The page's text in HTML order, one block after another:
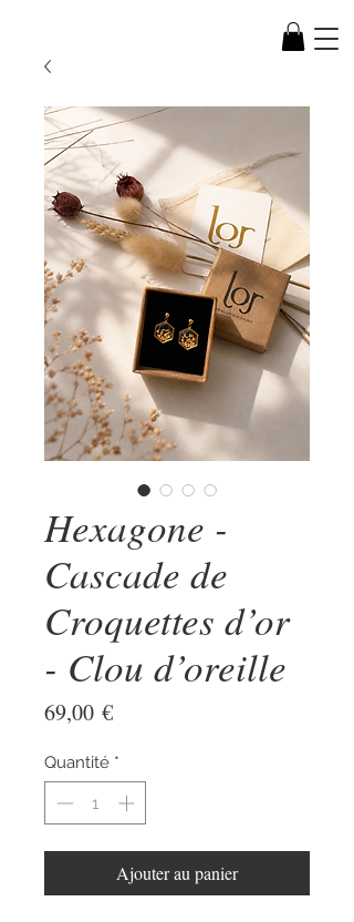
Hexagone -
Cascade de
Croquettes d’or
- Clou d’oreille
69,00 €Prix
Quantité *
Ajouter au panier